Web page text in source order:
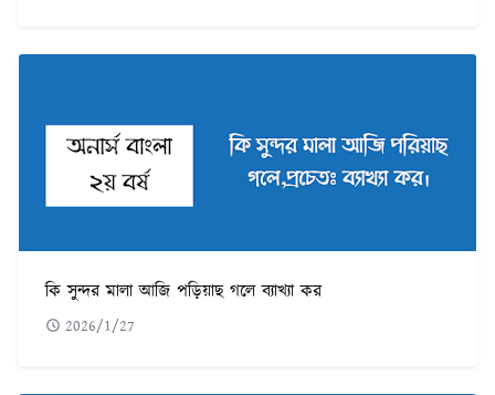
কি সুন্দর মালা আজি পড়িয়াছ গলে ব্যাখ্যা কর
2026/1/27